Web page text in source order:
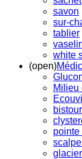
savon
sur-
tablier
white
(open)
Milieu
pointe
scalpel